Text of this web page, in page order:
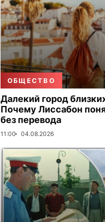
ОБЩЕСТВО
Далекий город
Почему Лиссабон
без перевода
11:00 04.08.2026